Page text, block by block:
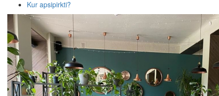
Kur apsipirkti?